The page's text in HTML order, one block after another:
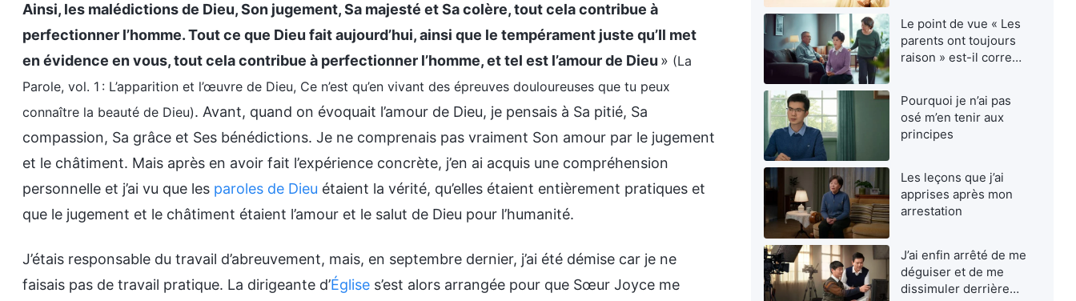
Ainsi, les malédictions de Dieu, Son jugement, Sa majesté et Sa colère, tout cela contribue à
perfectionner l’homme. Tout ce que Dieu fait aujourd’hui, ainsi que le tempérament juste qu’Il met
en évidence en vous, tout cela contribue à perfectionner l’homme, et tel est l’amour de Dieu » (La
Parole, vol. 1 : L’apparition et l’œuvre de Dieu, Ce n’est qu’en vivant des épreuves douloureuses que tu peux
connaître la beauté de Dieu). Avant, quand on évoquait l’amour de Dieu, je pensais à Sa pitié, Sa
compassion, Sa grâce et Ses bénédictions. Je ne comprenais pas vraiment Son amour par le jugement
et le châtiment. Mais après en avoir fait l’expérience concrète, j’en ai acquis une compréhension
personnelle et j’ai vu que les paroles de Dieu étaient la vérité, qu’elles étaient entièrement pratiques et
que le jugement et le châtiment étaient l’amour et le salut de Dieu pour l’humanité.
J’étais responsable du travail d’abreuvement, mais, en septembre dernier, j’ai été démise car je ne
faisais pas de travail pratique. La dirigeante d’Église s’est alors arrangée pour que Sœur Joyce me
Le point de vue « Les
parents ont toujours
raison » est-il correct
Pourquoi je n’ai pas
osé m’en tenir aux
principes
Les leçons que j’ai
apprises après mon
arrestation
J’ai enfin arrêté de me
déguiser et de me
dissimuler derrière